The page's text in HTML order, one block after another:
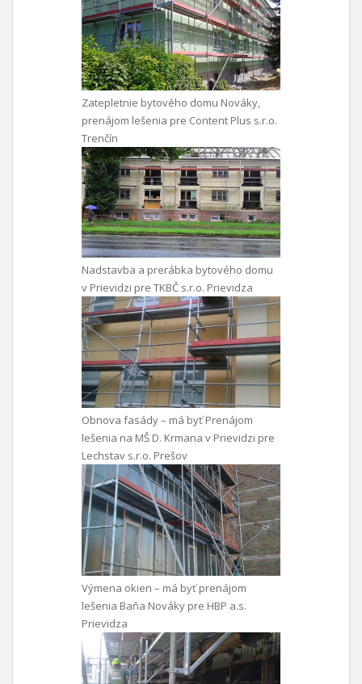
Zatepletnie bytového domu Nováky,
prenájom lešenia pre Content Plus s.r.o.
Trenčín
Nadstavba a prerábka bytového domu
v Prievidzi pre TKBČ s.r.o. Prievidza
Obnova fasády – má byť Prenájom
lešenia na MŠ D. Krmana v Prievidzi pre
Lechstav s.r.o. Prešov
Výmena okien – má byť prenájom
lešenia Baňa Nováky pre HBP a.s.
Prievidza